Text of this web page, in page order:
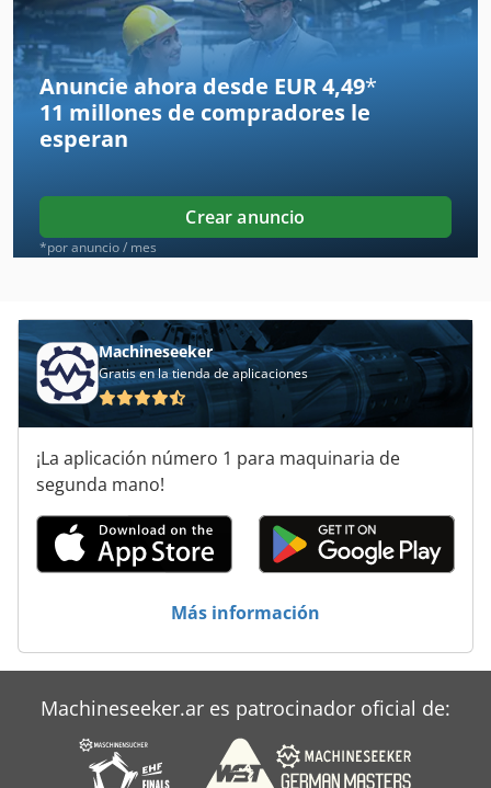
Koenig
Kraus Und Reichert
Krause
Krauss Maffei
Krauss Maffei Km 350
Krc
Kuka Agilus
Kuka Kcp
Kuka Kr 15
Kuka Kr 15 2
Kuka Kr 180
Kuka Kr 210
Kuka Robots
Rexroth Lfa
Anuncie ahora desde EUR 4,49*
11 millones de compradores le
esperan
Crear anuncio
*por anuncio / mes
Machineseeker
Gratis en la tienda de aplicaciones
¡La aplicación número 1 para maquinaria de
segunda mano!
Más información
Machineseeker.ar es patrocinador oficial de: